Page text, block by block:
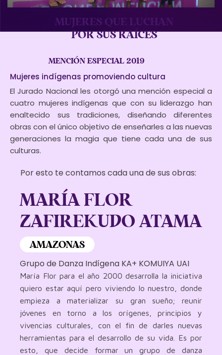
MUJERES QUE LUCHAN
POR SUS RAÍCES
MENCIÓN ESPECIAL 2019
Mujeres indígenas promoviendo cultura
El Jurado Nacional les otorgó una mención especial a
cuatro mujeres indígenas que con su liderazgo han
enaltecido sus tradiciones, diseñando diferentes
obras con el único objetivo de enseñarles a las nuevas
generaciones la magia que tiene cada una de sus
culturas.
Por esto te contamos cada una de sus obras:
MARÍA FLOR
ZAFIREKUDO ATAMA
AMAZONAS
Grupo de Danza Indígena KA+ KOMUIYA UAI
María Flor para el año 2000 desarrolla la iniciativa
quiero estar aquí pero viviendo lo nuestro, donde
empieza a materializar su gran sueño; reunir
jóvenes en torno a los orígenes, principios y
vivencias culturales, con el fin de darles nuevas
herramientas para el desarrollo de su vida. Es por
esto, que decide formar un grupo de danza